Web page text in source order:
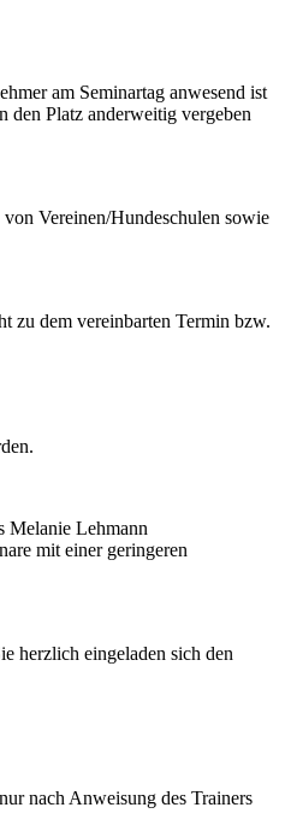
am Seminartag anwesend ist
den Platz anderweitig vergeben
Vereinen/Hundeschulen sowie
zu dem vereinbarten Termin bzw.
Melanie Lehmann
mit einer geringeren
herzlich eingeladen sich den
nach Anweisung des Trainers